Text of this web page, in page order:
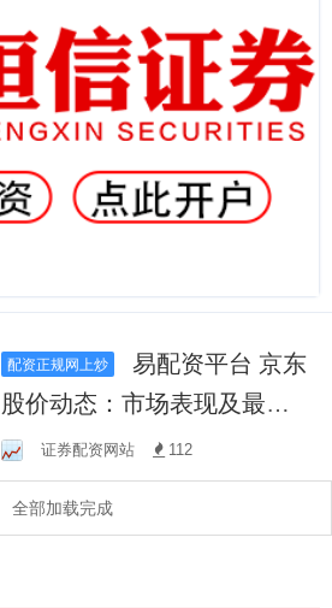
配资正规网上炒
易配资平台 京东
股价动态：市场表现及最新
股价信息
证券配资网站 112
全部加载完成